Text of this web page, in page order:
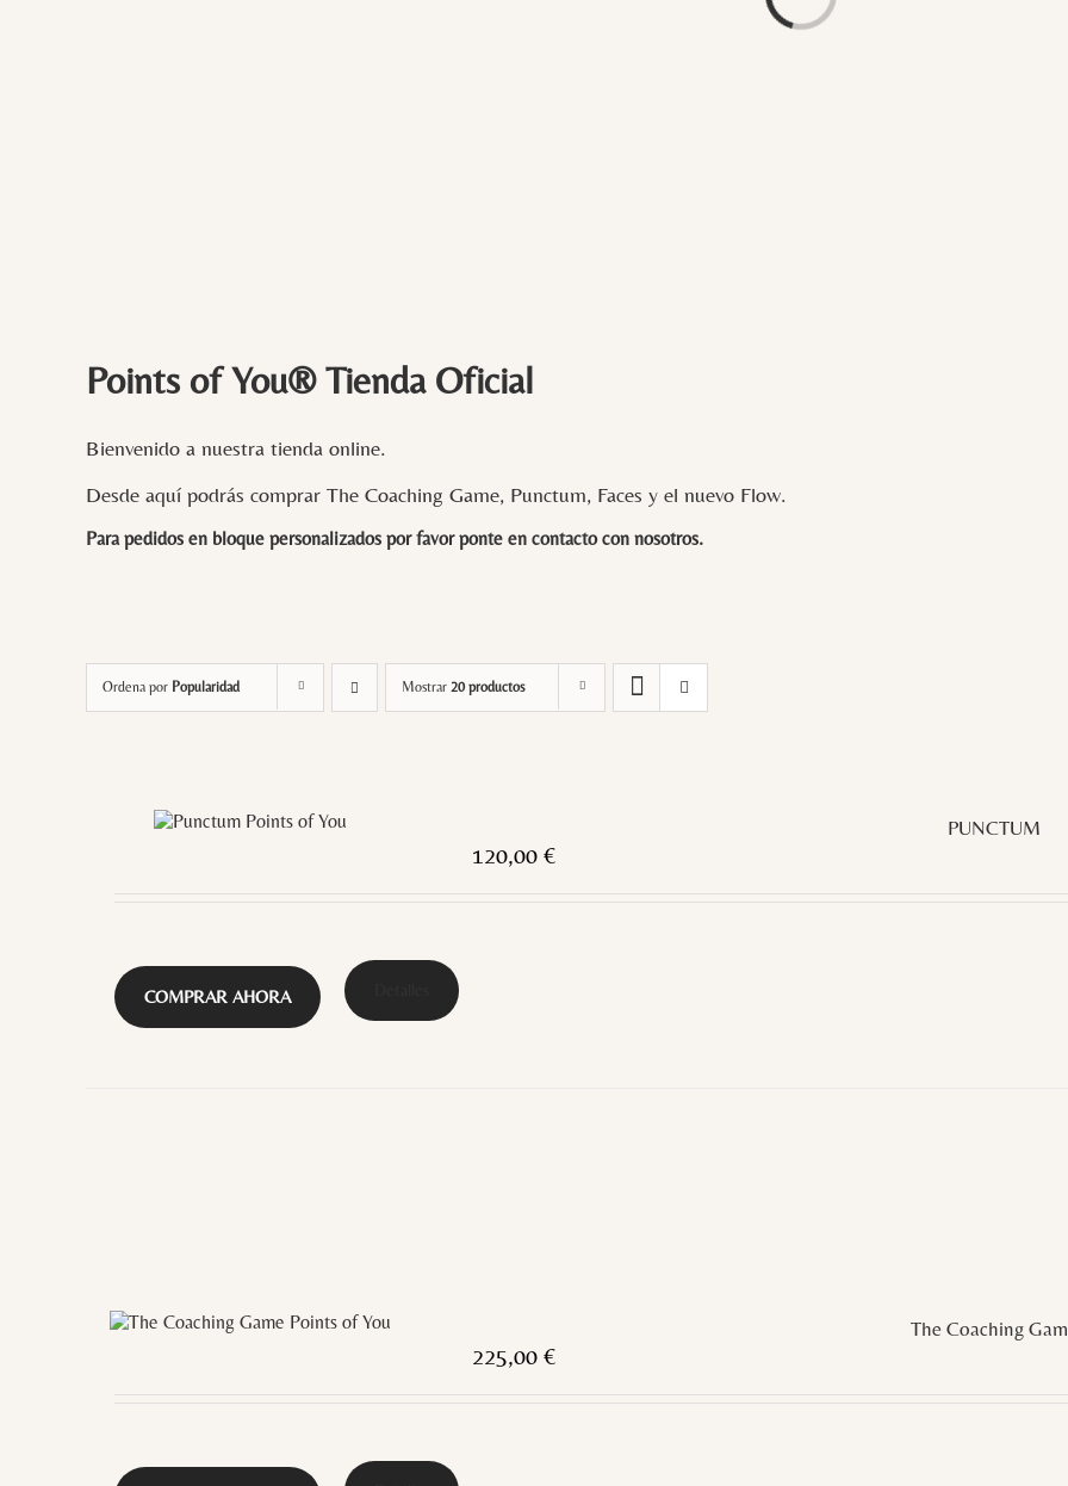
Points of You® Tienda Oficial
Bienvenido a nuestra tienda online.
Desde aquí podrás comprar The Coaching Game, Punctum, Faces y el nuevo Flow.
Para pedidos en bloque personalizados por favor ponte en contacto con nosotros.
Ordena por Popularidad Mostrar 20 productos
PUNCTUM
120,00 €
COMPRAR AHORA
The Coaching
225,00 €